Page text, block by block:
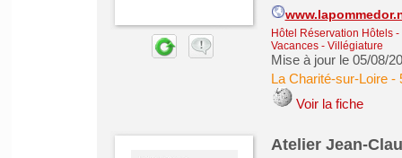
Hôtel Réservation Hôtels-
Vacances - Villégiature
Mise à jour le 05/08/
La Charité-sur-Loire-
Voir la fiche
Atelier Jean-